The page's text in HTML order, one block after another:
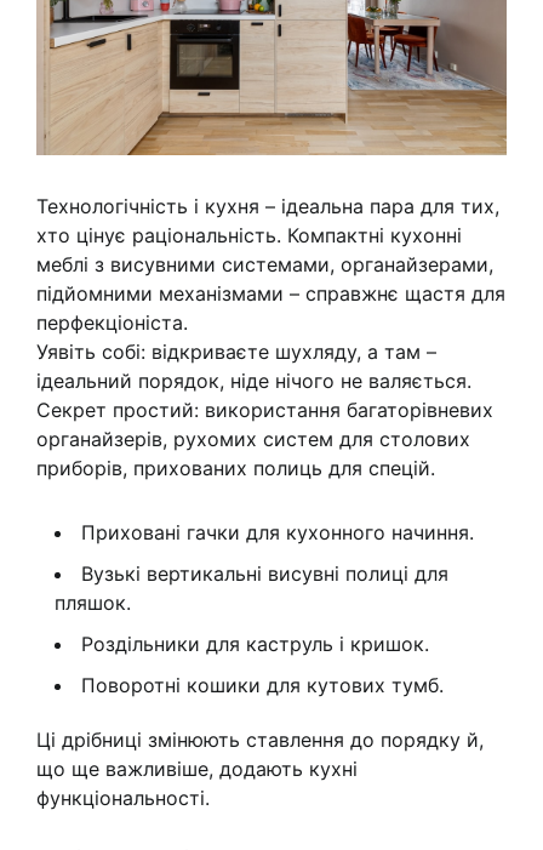
Технологічність і кухня – ідеальна пара для тих,
хто цінує раціональність. Компактні кухонні
меблі з висувними системами, органайзерами,
підйомними механізмами – справжнє щастя для
перфекціоніста.
Уявіть собі: відкриваєте шухляду, а там –
ідеальний порядок, ніде нічого не валяється.
Секрет простий: використання багаторівневих
органайзерів, рухомих систем для столових
приборів, прихованих полиць для спецій.
Приховані гачки для кухонного начиння.
Вузькі вертикальні висувні полиці для
пляшок.
Роздільники для каструль і кришок.
Поворотні кошики для кутових тумб.
Ці дрібниці змінюють ставлення до порядку й,
що ще важливіше, додають кухні
функціональності.